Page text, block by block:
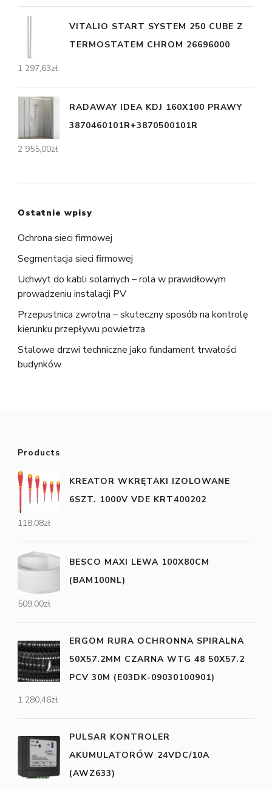
VITALIO START SYSTEM 250 CUBE Z
TERMOSTATEM CHROM 26696000
1 297,63zł
RADAWAY IDEA KDJ 160X100 PRAWY
3870460101R+3870500101R
2 955,00zł
Ostatnie wpisy
Ochrona sieci firmowej
Segmentacja sieci firmowej
Uchwyt do kabli solarnych – rola w prawidłowym
prowadzeniu instalacji PV
Przepustnica zwrotna – skuteczny sposób na kontrolę
kierunku przepływu powietrza
Stalowe drzwi techniczne jako fundament trwałości
budynków
Products
KREATOR WKRĘTAKI IZOLOWANE
6SZT. 1000V VDE KRT400202
118,08zł
BESCO MAXI LEWA 100X80CM
(BAM100NL)
509,00zł
ERGOM RURA OCHRONNA SPIRALNA
50X57.2MM CZARNA WTG 48 50X57.2
PCV 30M (E03DK-09030100901)
1 280,46zł
PULSAR KONTROLER
AKUMULATORÓW 24VDC/10A
(AWZ633)